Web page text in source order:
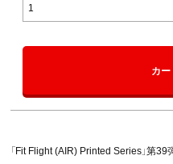
カ
「Fit Flight (AIR) Printed Series」第39